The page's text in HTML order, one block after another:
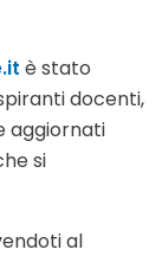
è stato
docenti,
aggiornati
si
al